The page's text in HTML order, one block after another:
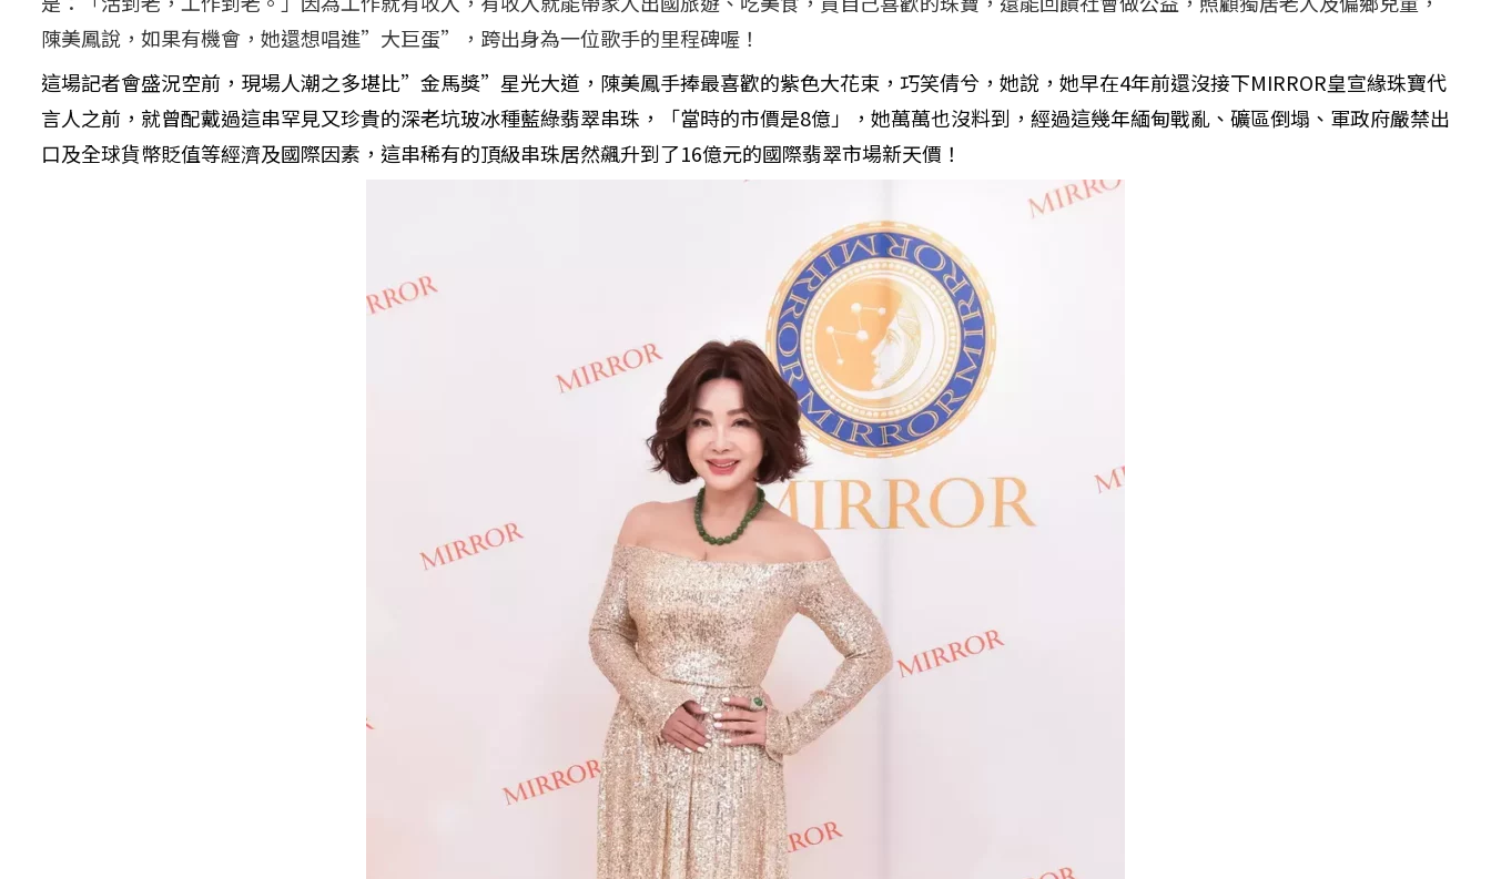
陳美鳳說，如果有機會，她還想唱進”大巨蛋”，跨出身為一位歌手的里程碑喔！
這場記者會盛況空前，現場人潮之多堪比”金馬獎”星光大道，陳美鳳手捧最喜歡的紫色大花束，巧笑倩兮，她說，她早在4年前還沒接下MIRROR皇宣緣珠寶代
言人之前，就曾配戴過這串罕見又珍貴的深老坑玻冰種藍綠翡翠串珠，「當時的市價是8億」，她萬萬也沒料到，經過這幾年緬甸戰亂、礦區倒塌、軍政府嚴禁出
口及全球貨幣貶值等經濟及國際因素，這串稀有的頂級串珠居然飆升到了16億元的國際翡翠市場新天價！